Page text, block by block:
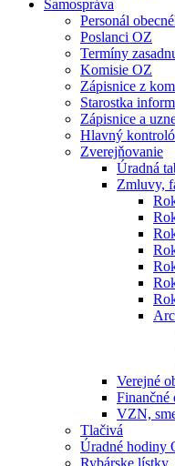
Samospráva
Personál
Poslanci OZ
Termíny
Komisie OZ
Zápisnice z
Starostka
Zápisnice a
Hlavný
Zverejňovanie
Úradná
Zmluvy,
Verejné
Finančné
VZN,
Tlačivá
Úradné hodiny
Rybárske lístky